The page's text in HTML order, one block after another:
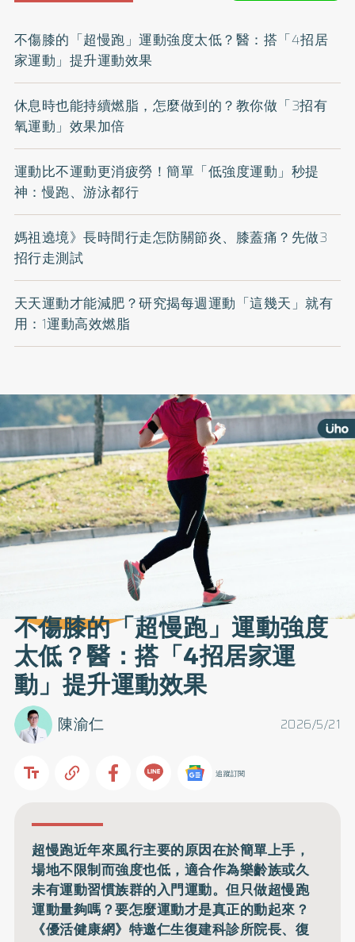
不傷膝的「超慢跑」運動強度太低？醫：搭「4招居
家運動」提升運動效果
休息時也能持續燃脂，怎麼做到的？教你做「3招有
氧運動」效果加倍
運動比不運動更消疲勞！簡單「低強度運動」秒提
神：慢跑、游泳都行
媽祖遶境》長時間行走怎防關節炎、膝蓋痛？先做3
招行走測試
天天運動才能減肥？研究揭每週運動「這幾天」就有
用：1運動高效燃脂
不傷膝的「超慢跑」運動強度
太低？醫：搭「4招居家運
動」提升運動效果
2026/5/21
陳渝仁
追蹤訂閱
超慢跑近年來風行主要的原因在於簡單上手，
場地不限制而強度也低，適合作為樂齡族或久
未有運動習慣族群的入門運動。但只做超慢跑
運動量夠嗎？要怎麼運動才是真正的動起來？
《優活健康網》特邀仁生復建科診所院長、復